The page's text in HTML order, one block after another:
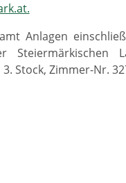
Anlagen
Stock, Zimmer-Nr.